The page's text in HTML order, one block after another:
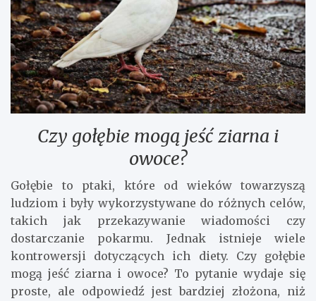
Czy gołębie mogą jeść ziarna i
owoce?
Gołębie to ptaki, które od wieków towarzyszą
ludziom i były wykorzystywane do różnych celów,
takich jak przekazywanie wiadomości czy
dostarczanie pokarmu. Jednak istnieje wiele
kontrowersji dotyczących ich diety. Czy gołębie
mogą jeść ziarna i owoce? To pytanie wydaje się
proste, ale odpowiedź jest bardziej złożona, niż